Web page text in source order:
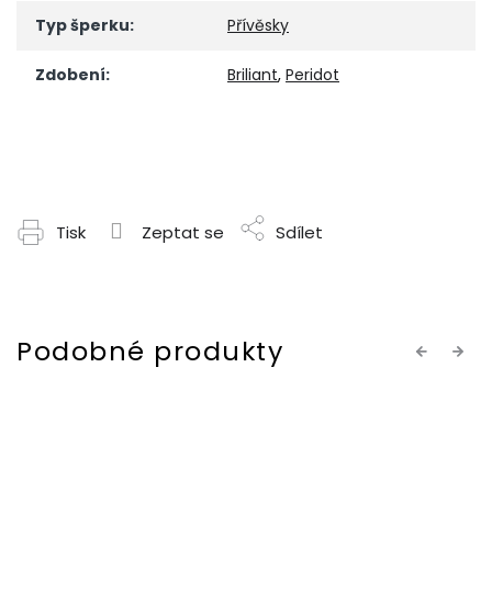
Typ šperku: Přívěsky
Zdobení: Briliant, Peridot
Tisk Zeptat se Sdílet
Previous
Next